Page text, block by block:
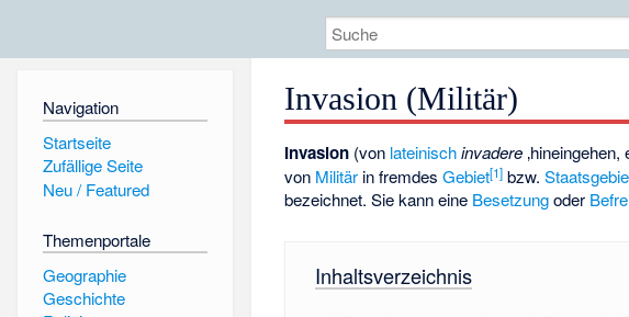
Navigation
Startseite
Zufällige Seite
Neu / Featured
Themenportale
Geographie
Geschichte
Invasion (Militär)
Invasion (von lateinisch invadere ‚hineingehen,
von Militär in fremdesGebiet[1] bzw.
bezeichnet. Sie kann eine Besetzungoder
Inhaltsverzeichnis